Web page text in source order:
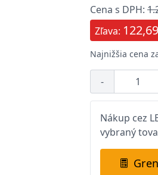
Cena s DPH:
Zľava:
Najnižšia cena
-
Nákup cez
vybraný